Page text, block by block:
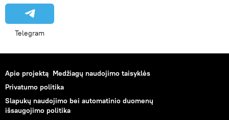
Telegram
Apie projektą Medžiagų naudojimo taisyklės
Privatumo politika
Slapukų naudojimo bei automatinio duomenų
išsaugojimo politika